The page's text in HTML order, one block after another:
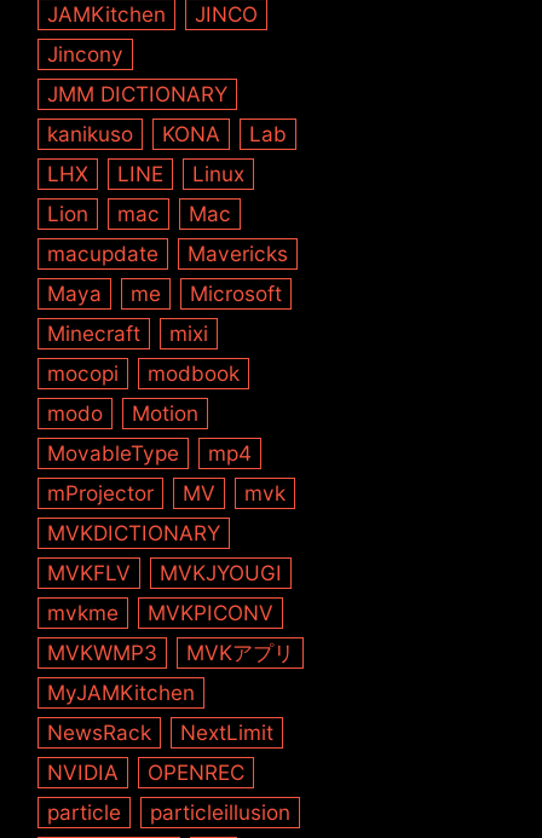
JAMKitchen
JINCO
Jincony
JMM DICTIONARY
kanikuso
KONA
Lab
LHX
LINE
Linux
Lion
mac
Mac
macupdate
Mavericks
Maya
me
Microsoft
Minecraft
mixi
mocopi
modbook
modo
Motion
MovableType
mp4
mProjector
MV
mvk
MVKDICTIONARY
MVKFLV
MVKJYOUGI
mvkme
MVKPICONV
MVKWMP3
MVKアプリ
MyJAMKitchen
NewsRack
NextLimit
NVIDIA
OPENREC
particle
particleillusion